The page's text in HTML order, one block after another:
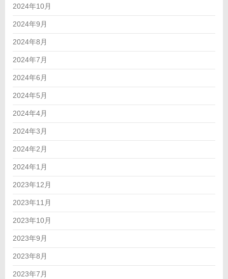
2024年10月
2024年9月
2024年8月
2024年7月
2024年6月
2024年5月
2024年4月
2024年3月
2024年2月
2024年1月
2023年12月
2023年11月
2023年10月
2023年9月
2023年8月
2023年7月